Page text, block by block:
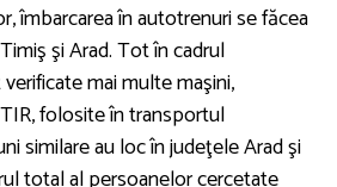
îmbarcarea în autotrenuri se făcea
şi Arad. Tot în cadrul
mai multe maşini,
folosite în transportul
similare au loc în judeţele Arad şi
total al persoanelor cercetate